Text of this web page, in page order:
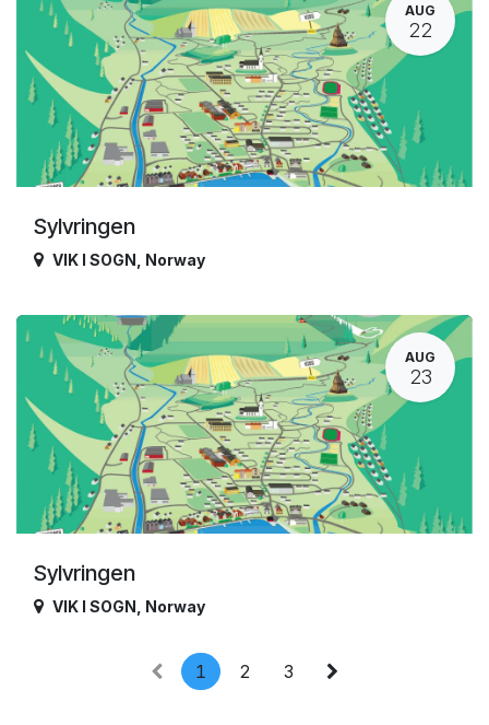
AUG
22
Sylvringen
VIK I SOGN Norway
AUG
23
Sylvringen
VIK I SOGN Norway
1 2 3